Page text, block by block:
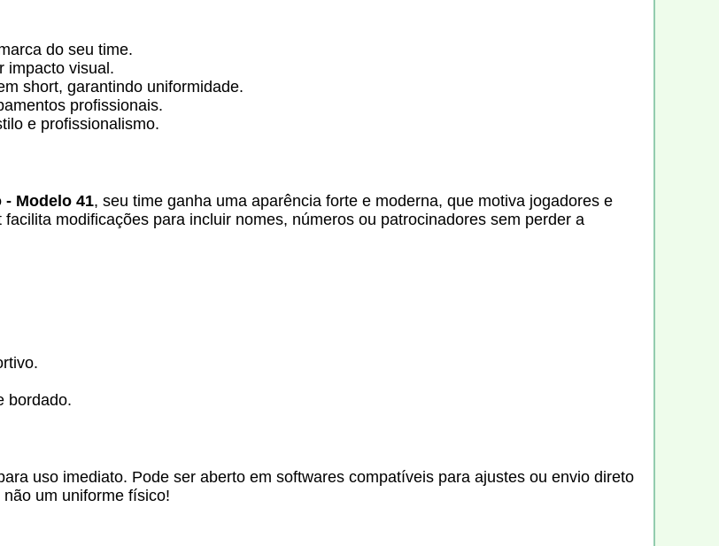
do seu time.
impacto visual.
short, garantindo uniformidade.
profissionais.
e profissionalismo.
Modelo 41, seu time ganha uma aparência forte e moderna, que motiva jogadores e
modificações para incluir nomes, números ou patrocinadores sem perder a
bordado.
uso imediato. Pode ser aberto em softwares compatíveis para ajustes ou envio direto
um uniforme físico!